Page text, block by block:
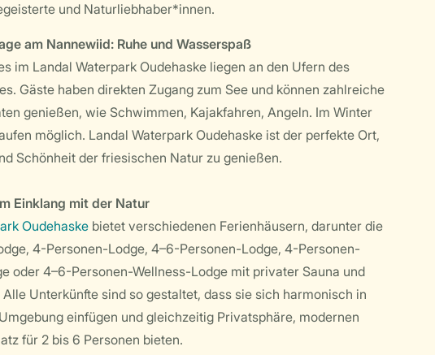
und Naturliebhaber*innen.
am Nannewiid: Ruhe und Wasserspaß
im Landal Waterpark Oudehaske liegen an den Ufern des
Gäste haben direkten Zugang zum See und können zahlreiche
genießen, wie Schwimmen, Kajakfahren, Angeln. Im Winter
möglich. Landal Waterpark Oudehaske ist der perfekte Ort,
Schönheit der friesischen Natur zu genießen.
Einklang mit der Natur
Oudehaske bietet verschiedenen Ferienhäusern, darunter die
4-Personen-Lodge, 4–6-Personen-Lodge, 4-Personen-
oder 4–6-Personen-Wellness-Lodge mit privater Sauna und
Unterkünfte sind so gestaltet, dass sie sich harmonisch in
einfügen und gleichzeitig Privatsphäre, modernen
für 2 bis 6 Personen bieten.